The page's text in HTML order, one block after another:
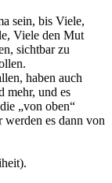
sein, bis Viele,
Viele den Mut
sichtbar zu
haben auch
mehr, und es
„von oben“
es dann von